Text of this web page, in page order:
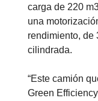
carga de 220
una
rendimiento, de
cilindrada.
“Este camión
Green